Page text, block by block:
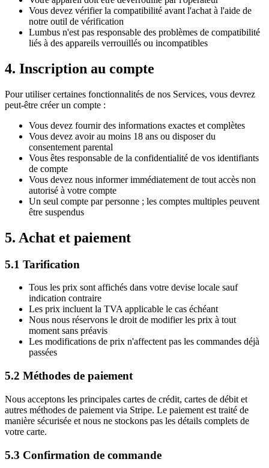
Vous devez vérifier la compatibilité avant l'achat à l'aide de
notre outil de vérification
Lumbus n'est pas responsable des problèmes de compatibilité
liés à des appareils verrouillés ou incompatibles
4. Inscription au compte
Pour utiliser certaines fonctionnalités de nos Services, vous devrez
peut-être créer un compte :
Vous devez fournir des informations exactes et complètes
Vous devez avoir au moins 18 ans ou disposer du
consentement parental
Vous êtes responsable de la confidentialité de vos identifiants
de compte
Vous devez nous informer immédiatement de tout accès non
autorisé à votre compte
Un seul compte par personne ; les comptes multiples peuvent
être suspendus
5. Achat et paiement
5.1 Tarification
Tous les prix sont affichés dans votre devise locale sauf
indication contraire
Les prix incluent la TVA applicable le cas échéant
Nous nous réservons le droit de modifier les prix à tout
moment sans préavis
Les modifications de prix n'affectent pas les commandes déjà
passées
5.2 Méthodes de paiement
Nous acceptons les principales cartes de crédit, cartes de débit et
autres méthodes de paiement via Stripe. Le paiement est traité de
manière sécurisée et nous ne stockons pas les détails complets de
votre carte.
5.3 Confirmation de commande